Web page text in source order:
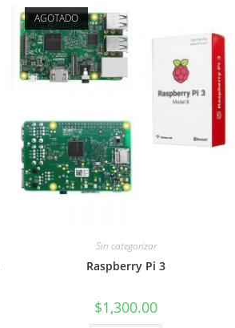
en
la
página
producto
AGOTADO
Sin categorizar
Raspberry Pi 3
$1,300.00